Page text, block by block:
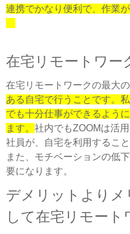
連携でかなり便利で、作業
在宅リモートワー
在宅リモートワークの最大
ある自宅で行うことです。
でも十分仕事ができるよう
ます。 社内でもZOOMは活
社員が、自宅を利用するこ
また、モチベーションの低
要になります。
デメリットよりメ
して在宅リモート